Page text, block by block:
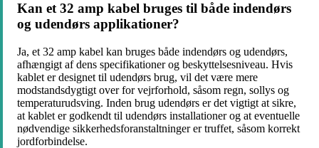
Kan et 32 amp kabel bruges til både indendørs
og udendørs applikationer?
Ja, et 32 amp kabel kan bruges både indendørs og udendørs,
afhængigt af dens specifikationer og beskyttelsesniveau. Hvis
kablet er designet til udendørs brug, vil det være mere
modstandsdygtigt over for vejrforhold, såsom regn, sollys og
temperaturudsving. Inden brug udendørs er det vigtigt at sikre,
at kablet er godkendt til udendørs installationer og at eventuelle
nødvendige sikkerhedsforanstaltninger er truffet, såsom korrekt
jordforbindelse.